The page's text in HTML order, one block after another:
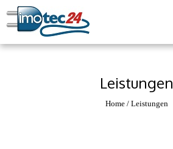
Leistungen
Home/ Leistungen